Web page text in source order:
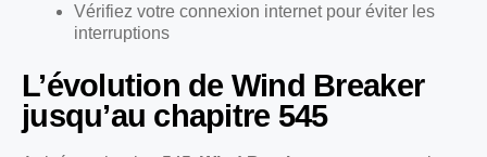
Vérifiez votre connexion internet pour éviter les
interruptions
L’évolution de Wind Breaker
jusqu’au chapitre 545